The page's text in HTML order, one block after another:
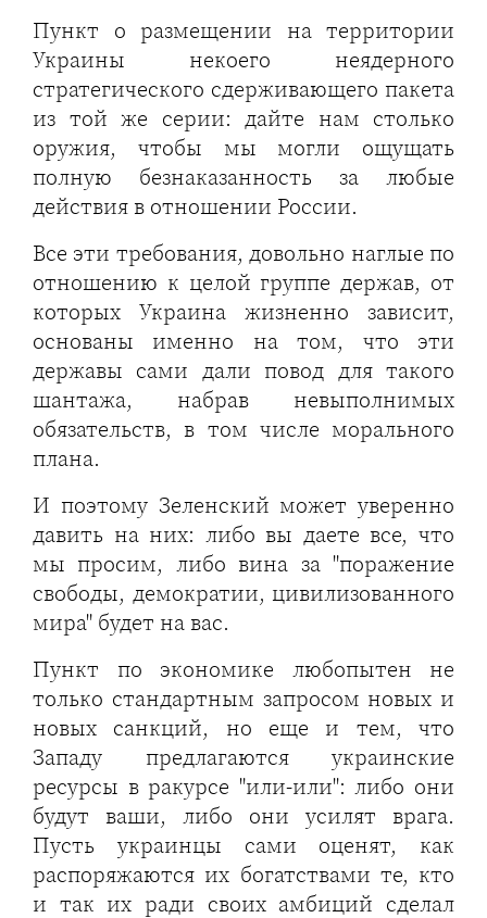
Пункт о размещении на территории
Украины некоего неядерного
стратегического сдерживающего пакета
из той же серии: дайте нам столько
оружия, чтобы мы могли ощущать
полную безнаказанность за любые
действия в отношении России.
Все эти требования, довольно наглые по
отношению к целой группе держав, от
которых Украина жизненно зависит,
основаны именно на том, что эти
державы сами дали повод для такого
шантажа, набрав невыполнимых
обязательств, в том числе морального
плана.
И поэтому Зеленский может уверенно
давить на них: либо вы даете все, что
мы просим, либо вина за "поражение
свободы, демократии, цивилизованного
мира" будет на вас.
Пункт по экономике любопытен не
только стандартным запросом новых и
новых санкций, но еще и тем, что
Западу предлагаются украинские
ресурсы в ракурсе "или-или": либо они
будут ваши, либо они усилят врага.
Пусть украинцы сами оценят, как
распоряжаются их богатствами те, кто
и так их ради своих амбиций сделал